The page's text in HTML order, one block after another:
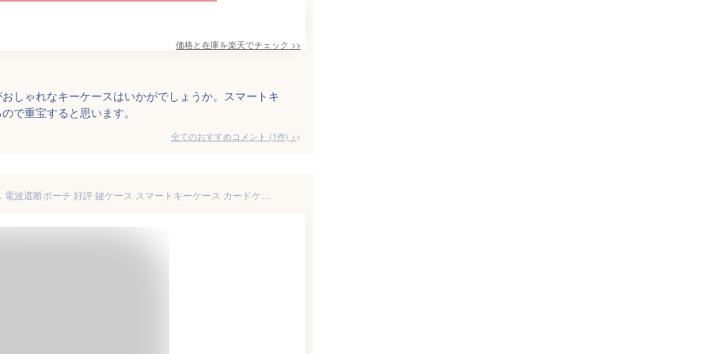
価格と在庫を楽天でチェック >>
しゃれなキーケースはいかがでしょうか。スマートキ
で重宝すると思います。
全てのおすすめコメント (1件) >